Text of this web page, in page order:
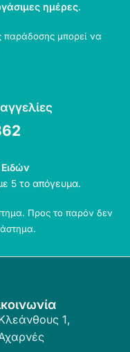
ημέρες.
παράδοσης μπορεί να
5 το απόγευμα.
Προς το παρόν δεν
1,